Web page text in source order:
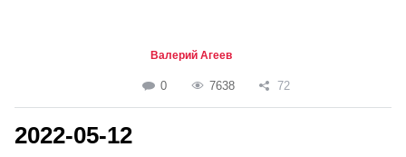
Валерий Агеев
0 7638 72
2022-05-12